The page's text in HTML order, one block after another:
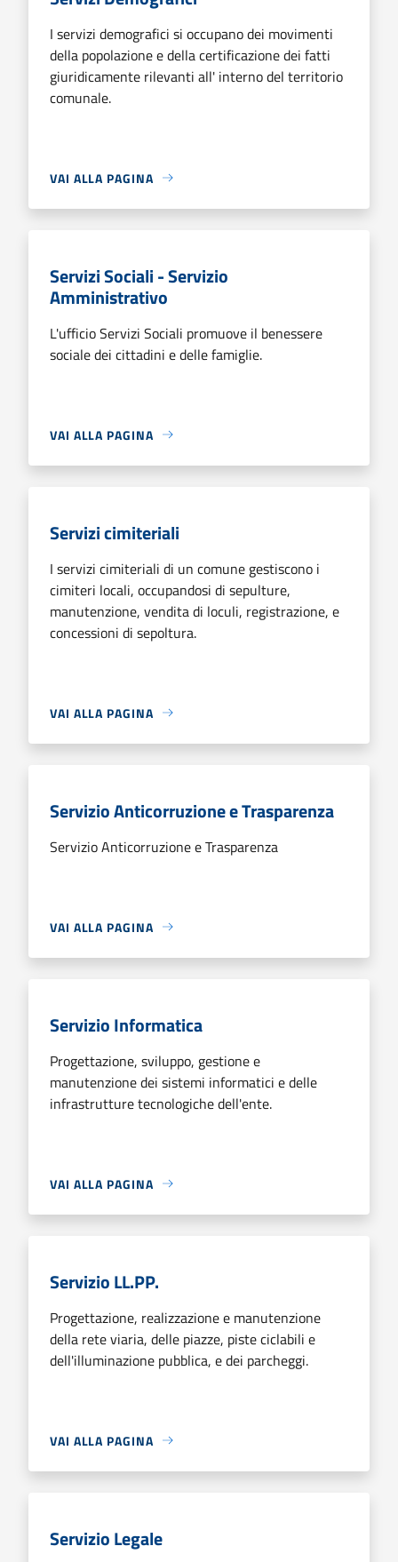
I servizi demografici si occupano dei movimenti
della popolazione e della certificazione dei fatti
giuridicamente rilevanti all' interno del territorio
comunale.
VAI ALLA PAGINA
Servizi Sociali - Servizio
Amministrativo
L'ufficio Servizi Sociali promuove il benessere
sociale dei cittadini e delle famiglie.
VAI ALLA PAGINA
Servizi cimiteriali
I servizi cimiteriali di un comune gestiscono i
cimiteri locali, occupandosi di sepulture,
manutenzione, vendita di loculi, registrazione, e
concessioni di sepoltura.
VAI ALLA PAGINA
Servizio Anticorruzione e Trasparenza
Servizio Anticorruzione e Trasparenza
VAI ALLA PAGINA
Servizio Informatica
Progettazione, sviluppo, gestione e
manutenzione dei sistemi informatici e delle
infrastrutture tecnologiche dell'ente.
VAI ALLA PAGINA
Servizio LL.PP.
Progettazione, realizzazione e manutenzione
della rete viaria, delle piazze, piste ciclabili e
dell'illuminazione pubblica, e dei parcheggi.
VAI ALLA PAGINA
Servizio Legale